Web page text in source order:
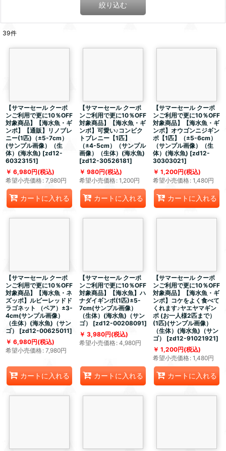
絞り込む
39件
【サマーセール クーポ
ンご利用で更に10％OFF
対象商品】【海水魚・ギ
ンポ】【通販】リノブレ
ニー(1匹)（±5-7cm）
(サンプル画像）（生
体）(海水魚) [zd12-
60323151]
6,980円(税込)
希望小売価格: 7,980円
カートに入れる
【サマーセール クーポ
ンご利用で更に10％OFF
対象商品】【海水魚・ギ
ンポ】可愛い♪コンビク
トブレニー【1匹】
（±4-5cm）（サンプル
画像）（生体）(海水魚)
[zd12-30526181]
980円(税込)
希望小売価格: 1,200円
カートに入れる
【サマーセール クーポ
ンご利用で更に10％OFF
対象商品】【海水魚・ギ
ンポ】オウゴンニジギン
ポ【1匹】（±5-6cm）
（サンプル画像）（生
体）(海水魚) [zd12-
30303021]
1,200円(税込)
希望小売価格: 1,480円
カートに入れる
【サマーセール クーポ
ンご利用で更に10％OFF
対象商品】【海水魚・ネ
ズッポ】ルビーレッドド
ラゴネット （ペア）±3-
4cm(サンプル画像）
（生体）(海水魚)（サン
ゴ）
[zd12-00625011]
6,980円(税込)
希望小売価格: 7,980円
カートに入れる
【サマーセール クーポ
ンご利用で更に10％OFF
対象商品】【海水魚】ハ
ナダイギンポ(1匹)±5-
7cm(サンプル画像）
（生体）(海水魚)（サン
ゴ）
[zd12-00208091]
3,980円(税込)
希望小売価格: 4,980円
カートに入れる
【サマーセール クーポ
ンご利用で更に10％OFF
対象商品】【海水魚・ギ
ンポ】コケをよく食べて
くれます♪ヤエヤマギン
ポ (お一人様2匹まで）
(1匹)(サンプル画像）
（生体）(海水魚)（サン
ゴ）
[zd12-91021921]
1,200円(税込)
希望小売価格: 1,480円
カートに入れる